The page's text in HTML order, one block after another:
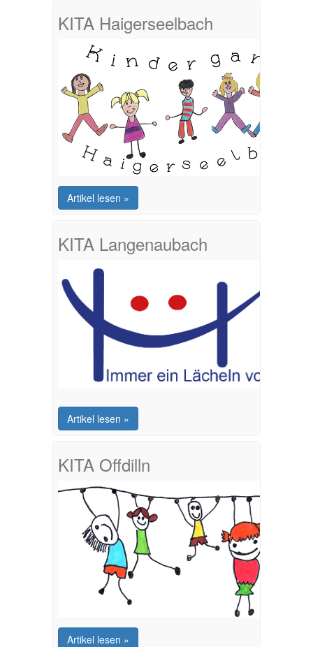
KITA Haigerseelbach
Artikel lesen »
KITA Langenaubach
Artikel lesen »
KITA Offdilln
Artikel lesen »